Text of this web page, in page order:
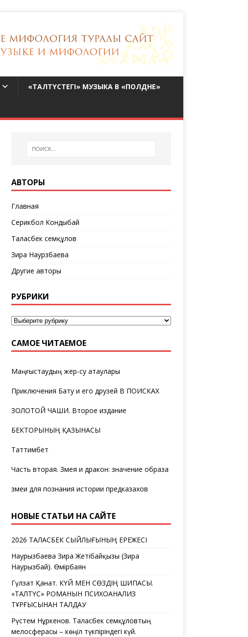
«ТАЛТҮСТЕГІ» МУЗЫКА В «ПОЛДНЕ»
АВТОРЫ
Главная
Серикбол Кондыбай
Таласбек Әсемқұлов
Зира Наурзбаева
Другие авторы
РУБРИКИ
САМОЕ ЧИТАЕМОЕ
Маңғыстаудың жер-су атаулары
Приключения Бату и его друзей В ПОИСКАХ
ЗОЛОТОЙ ЧАШИ. Второе издание
БЕКТОРЫНЫҢ ҚАЗЫНАСЫ
Таттимбет
Часть вторая. Змея и дракон: значение образа
змеи для познания истории предказахов
НОВЫЕ СТАТЬИ НА САЙТЕ
2026 ТАЛАСБЕК СЫЙЛЫҒЫНЫҢ ЕРЕЖЕСІ
Наурызбаева Зира Жетібайқызы (Зира
Наурызбай). Өмірбаян
Гүлзат Қанат. КҮЙ МЕН СӨЗДІҢ ШИПАСЫ.
«ТАЛТҮС» РОМАНЫН ПСИХОАНАЛИЗ
ТҰРҒЫСЫНАН ТАЛДАУ
Рүстем Нұркенов. Таласбек Әсемқұловтың
мелосферасы – көңіл түкпіріндегі күй.